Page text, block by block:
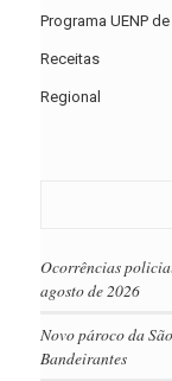
Programa UENP
Receitas
Regional
Ocorrências
agosto de 2026
Novo pároco da
Bandeirantes